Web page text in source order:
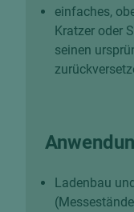
einfaches,
Kratzer oder
seinen
Ladenbau